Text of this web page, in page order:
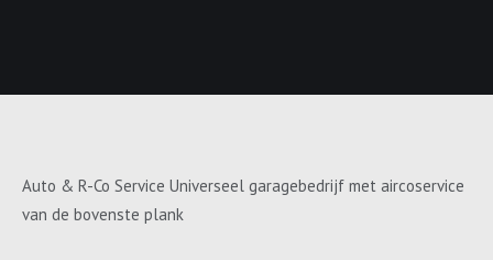
Auto & R-Co Service Universeel garagebedrijf met aircoservice
van de bovenste plank